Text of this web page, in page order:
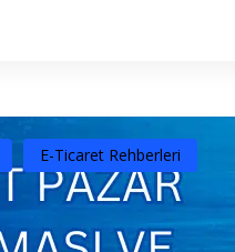
E-Ticaret Rehberleri